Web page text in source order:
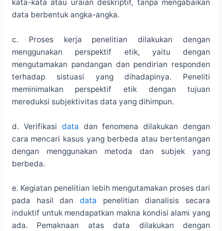
kata-kata atau uraian deskriptif, tanpa mengabaikan
data berbentuk angka-angka.
c. Proses kerja penelitian dilakukan dengan
menggunakan perspektif etik, yaitu dengan
mengutamakan pandangan dan pendirian responden
terhadap sistuasi yang dihadapinya. Peneliti
meminimalkan perspektif etik dengan tujuan
mereduksi subjektivitas data yang dihimpun.
d. Verifikasi data dan fenomena dilakukan dengan
cara mencari kasus yang berbeda atau bertentangan
dengan menggunakan metoda dan subjek yang
berbeda.
e. Kegiatan penelitian lebih mengutamakan proses dari
pada hasil dan data penelitian dianalisis secara
induktif untuk mendapatkan makna kondisi alami yang
ada. Pemaknaan atas data dilakukan dengan